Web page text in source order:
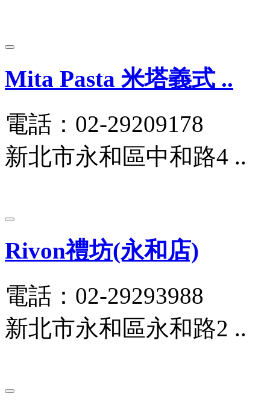
Mita Pasta 米塔義式 ..
電話：02-29209178
新北市永和區中和路4 ..
Rivon禮坊(永和店)
電話：02-29293988
新北市永和區永和路2 ..